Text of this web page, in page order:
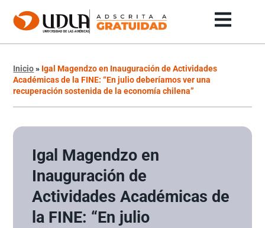
Inicio» Igal Magendzo en Inauguración de Actividades
Académicas de la FINE: “En julio deberíamos ver una
recuperación sostenida de la economía chilena”
Igal Magendzo en
Inauguración de
Actividades Académicas de
la FINE: “En julio